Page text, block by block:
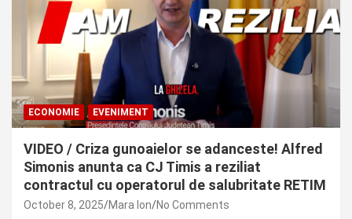
ECONOMIE EVENIMENT
VIDEO / Criza gunoaielor se adanceste! Alfred
Simonis anunta ca CJ Timis a reziliat
contractul cu operatorul de salubritate RETIM
October 8, 2025 Mara Ion No Comments